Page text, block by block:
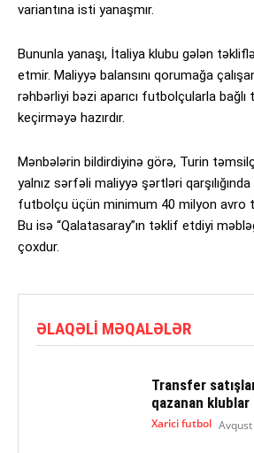
variantına isti yanaşmır.
Bununla yanaşı, İtaliya klubu gələn
etmir. Maliyyə balansını qorumağa
rəhbərliyi bəzi aparıcı futbolçularla
keçirməyə hazırdır.
Mənbələrin bildirdiyinə görə, Turin
yalnız sərfəli maliyyə şərtləri
futbolçu üçün minimum 40 milyon avro
Bu isə “Qalatasaray”ın təklif etdiyi
çoxdur.
ƏLAQƏLI MƏQALƏLƏR
Transfer
qazanan klublar
Xarici futbol